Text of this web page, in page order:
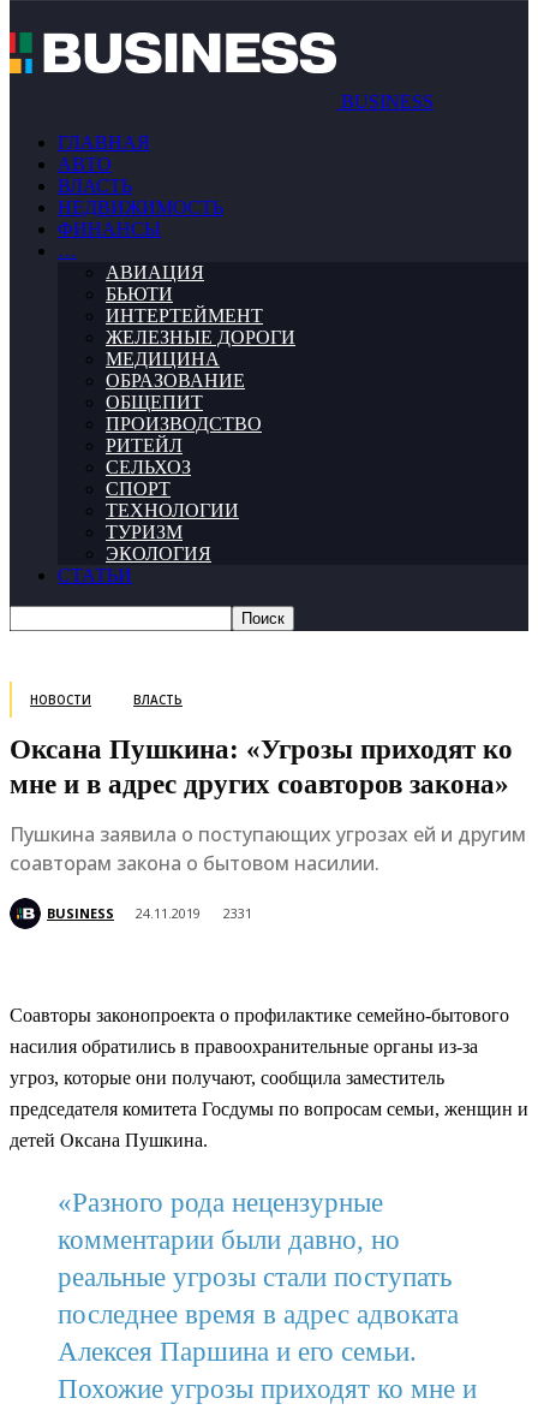
BUSINESS
ГЛАВНАЯ
АВТО
ВЛАСТЬ
НЕДВИЖИМОСТЬ
ФИНАНСЫ
…
АВИАЦИЯ
БЬЮТИ
ИНТЕРТЕЙМЕНТ
ЖЕЛЕЗНЫЕ ДОРОГИ
МЕДИЦИНА
ОБРАЗОВАНИЕ
ОБЩЕПИТ
ПРОИЗВОДСТВО
РИТЕЙЛ
СЕЛЬХОЗ
СПОРТ
ТЕХНОЛОГИИ
ТУРИЗМ
ЭКОЛОГИЯ
СТАТЬИ
НОВОСТИ ВЛАСТЬ
Оксана Пушкина: «Угрозы приходят ко
мне и в адрес других соавторов закона»
Пушкина заявила о поступающих угрозах ей и другим
соавторам закона о бытовом насилии.
BUSINESS 24.11.2019 2331
Соавторы законопроекта о профилактике семейно-бытового
насилия обратились в правоохранительные органы из-за
угроз, которые они получают, сообщила заместитель
председателя комитета Госдумы по вопросам семьи, женщин и
детей Оксана Пушкина.
«Разного рода нецензурные
комментарии были давно, но
реальные угрозы стали поступать
последнее время в адрес адвоката
Алексея Паршина и его семьи.
Похожие угрозы приходят ко мне и